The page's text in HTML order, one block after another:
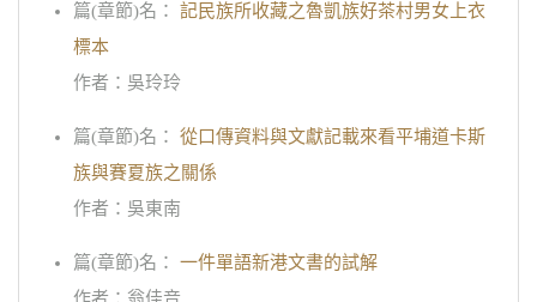
篇(章節)名：
記民族所收藏之魯凱族好茶村男女上衣
標本
作者：吳玲玲
篇(章節)名：
從口傳資料與文獻記載來看平埔道卡斯
族與賽夏族之關係
作者：吳東南
篇(章節)名：
一件單語新港文書的試解